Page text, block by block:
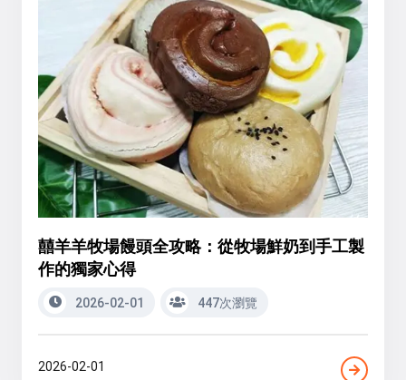
囍羊羊牧場饅頭全攻略：從牧場鮮奶到手工製
作的獨家心得
2026-02-01 447次瀏覽
2026-02-01